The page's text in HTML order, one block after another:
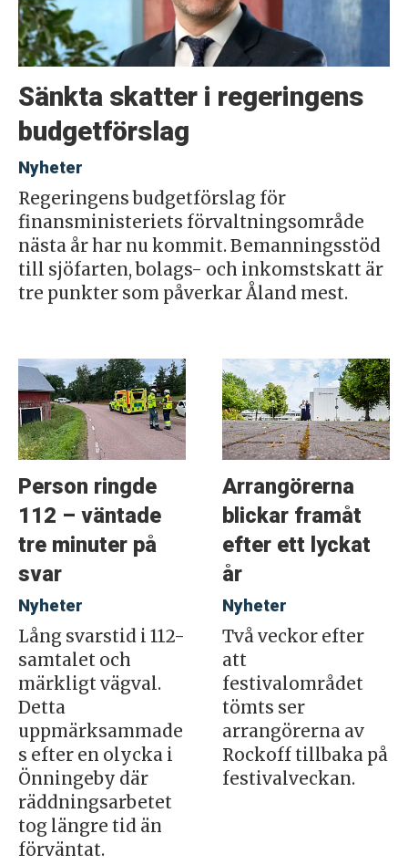
Sänkta skatter i regeringens
budgetförslag
Nyheter
Regeringens budgetförslag för
finansministeriets förvaltningsområde
nästa år har nu kommit. Bemanningsstöd
till sjöfarten, bolags- och inkomstskatt är
tre punkter som påverkar Åland mest.
Person ringde
112 – väntade
tre minuter på
svar
Nyheter
Lång svarstid i 112-
samtalet och
märkligt vägval.
Detta
uppmärksammade
s efter en olycka i
Önningeby där
räddningsarbetet
tog längre tid än
förväntat.
Arrangörerna
blickar framåt
efter ett lyckat
år
Nyheter
Två veckor efter
att
festivalområdet
tömts ser
arrangörerna av
Rockoff tillbaka på
festivalveckan.